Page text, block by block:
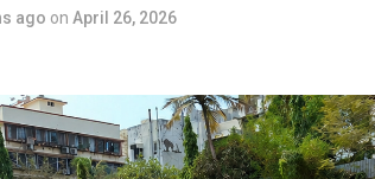
ago on April 26, 2026